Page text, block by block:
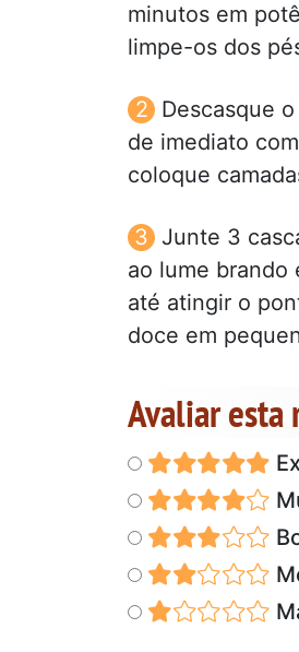
minutos em
limpe-os dos
Descasque
de imediato
coloque
Junte 3
ao lume brando
até atingir o
doce em
Avaliar esta